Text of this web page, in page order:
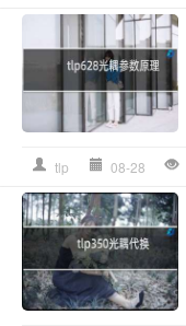
tlp 08-28